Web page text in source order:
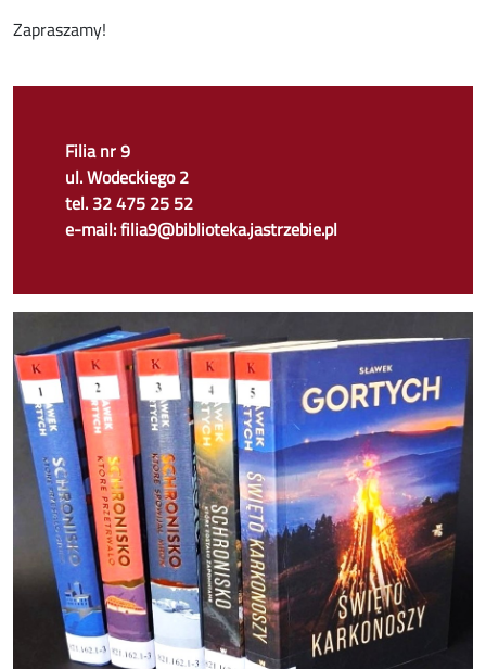
Zapraszamy!
Filia nr 9
ul. Wodeckiego 2
tel. 32 475 25 52
e-mail: filia9@biblioteka.jastrzebie.pl